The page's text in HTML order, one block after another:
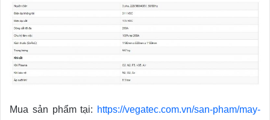
Mua sản phẩm tại: https://vegatec.com.vn/san-pham/may-